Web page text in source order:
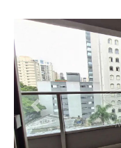
Previous